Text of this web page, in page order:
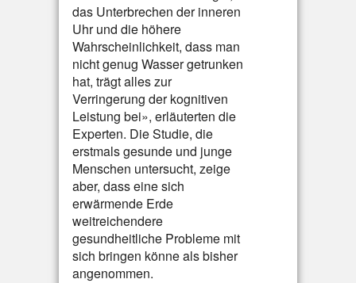
das Unterbrechen der inneren
Uhr und die höhere
Wahrscheinlichkeit, dass man
nicht genug Wasser getrunken
hat, trägt alles zur
Verringerung der kognitiven
Leistung bei», erläuterten die
Experten. Die Studie, die
erstmals gesunde und junge
Menschen untersucht, zeige
aber, dass eine sich
erwärmende Erde
weitreichendere
gesundheitliche Probleme mit
sich bringen könne als bisher
angenommen.